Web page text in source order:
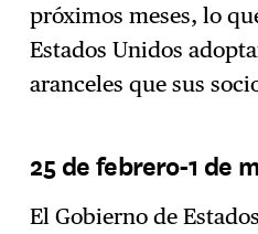
próximos meses, lo
Estados Unidos
aranceles que sus
25 de febrero-1 de
El Gobierno de